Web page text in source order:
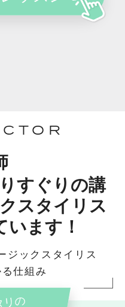
すぐりの講
スタイリス
います！
ジックスタイリス
る仕組み